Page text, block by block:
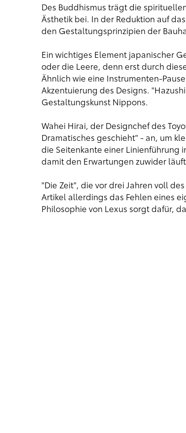
Des Buddhismus trägt die
Ästhetik bei. In der Reduktion auf
den Gestaltungsprinzipien der
Ein wichtiges Element japanischer
oder die Leere, denn erst durch
Ähnlich wie eine Instrumenten-
Akzentuierung des Designs.
Gestaltungskunst Nippons.
Wahei Hirai, der Designchef des
Dramatisches geschieht" - an, um
die Seitenkante einer Linienführung
damit den Erwartungen zuwider
"Die Zeit", die vor drei Jahren voll
Artikel allerdings das Fehlen eines
Philosophie von Lexus sorgt dafür,